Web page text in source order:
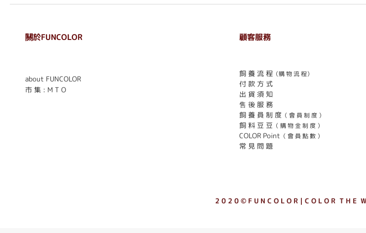
關於FUNCOLOR
about FUNCOLOR
市 集 : M T O
顧客服務
飼 養 流 程 （購 物 流 程）
付 款 方 式
出 貨 須 知
售 後 服 務
飼 養 員 制 度 （ 會 員 制 度 ）
飼 料 豆 豆 （ 購 物 金 制 度 ）
COLOR Point （ 會 員 點 數 ）
常 見 問 題
2 0 2 0 © F U N C O L O R｜C O L O R T H E